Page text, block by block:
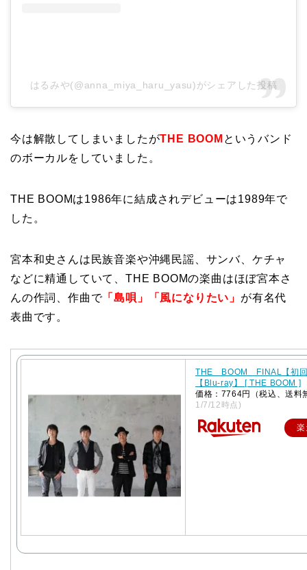
はるみや(@anna_miya_haru_yasu)がシェアした投稿
今は解散してしまいましたがTHE BOOM というバンド
のボーカルをしていました。
THE BOOMは1986年に結成されデビューは1989年で
した。
宮本和史さんは民族音楽や沖縄民謡、サンバ、ケチャ
などに精通していて、THE BOOMの楽曲はほぼ宮本さ
んの作詞、作曲で「島唄」「風になりたい」 が有名代
表曲です。
THE BOOM FINAL【初回
【Blu-ray】 [ THE BOOM ]
価格：7764円（税込、送料
1/7/12時点)